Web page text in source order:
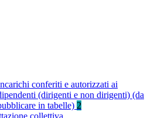
conferiti e autorizzati ai
(dirigenti e non dirigenti) (da
in tabelle) 2